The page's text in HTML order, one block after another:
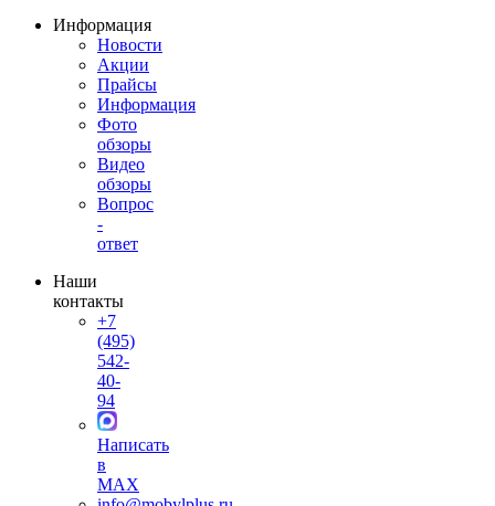
Информация
Новости
Акции
Прайсы
Информация
Фото
обзоры
Видео
обзоры
Вопрос
-
ответ
Наши
контакты
+7
(495)
542-
40-
94
Написать
в
MAX